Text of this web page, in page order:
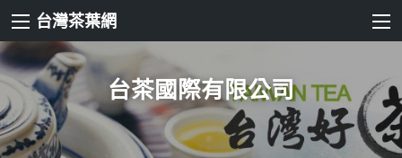
台灣茶葉網
台茶國際有限公司